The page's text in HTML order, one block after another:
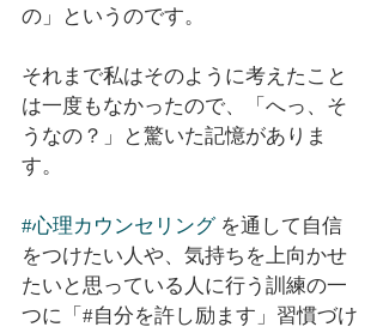
の」というのです。
それまで私はそのように考えたこと
は一度もなかったので、「へっ、そ
うなの？」と驚いた記憶がありま
す。
#心理カウンセリング を通して自信
をつけたい人や、気持ちを上向かせ
たいと思っている人に行う訓練の一
つに「#自分を許し励ます」習慣づけ